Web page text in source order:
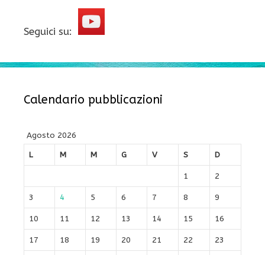
Seguici su:
Calendario pubblicazioni
Agosto 2026
L
M M G V S D
1 2
3 4 5 6 7 8 9
10 11 12 13 14 15 16
17 18 19 20 21 22 23